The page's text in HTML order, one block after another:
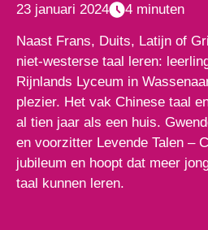
23 januari 2024 4 minuten
Naast Frans, Duits, Latijn of
niet-westerse taal leren:
Rijnlands Lyceum in
plezier. Het vak Chinese taal
al tien jaar als een huis.
en voorzitter Levende Talen –
jubileum en hoopt dat meer
taal kunnen leren.